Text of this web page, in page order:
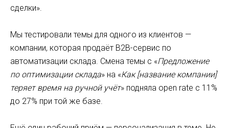
сделки».
Мы тестировали темы для одного из клиентов —
компании, которая продаёт B2B-сервис по
автоматизации склада. Смена темы с «Предложение
по оптимизации склада» на «Как [название компании]
теряет время на ручной учёт» подняла open rate с 11%
до 27% при той же базе.